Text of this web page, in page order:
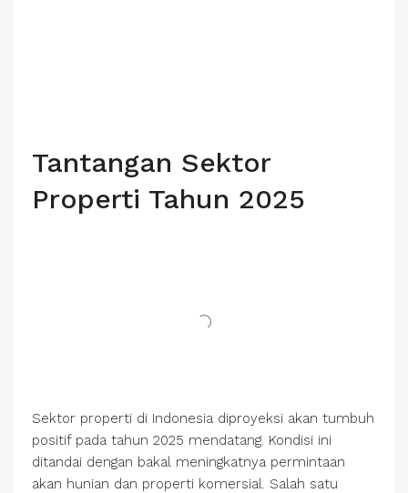
Tantangan Sektor
Properti Tahun 2025
Sektor properti di Indonesia diproyeksi akan tumbuh
positif pada tahun 2025 mendatang. Kondisi ini
ditandai dengan bakal meningkatnya permintaan
akan hunian dan properti komersial. Salah satu